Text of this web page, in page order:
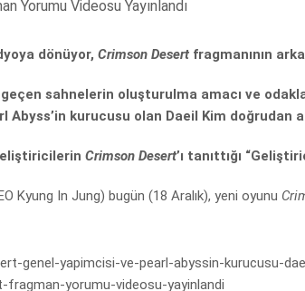
dönüyor, Crimson Desert fragmanının
sahnelerin oluşturulma amacı ve
Abyss’in kurucusu olan Daeil Kim doğrudan
Crimson Desert’ı tanıttığı
Kyung In Jung) bugün (18 Aralık), yeni oyunu